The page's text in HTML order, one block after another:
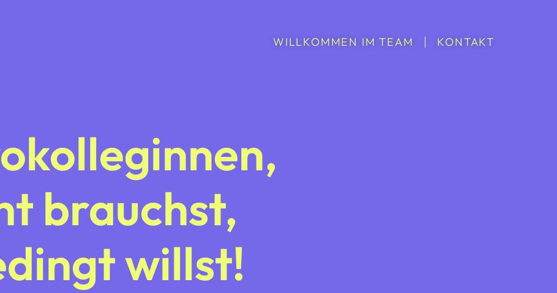
WILLKOMMEN IM TEAM KONTAKT
brauchst,
willst!